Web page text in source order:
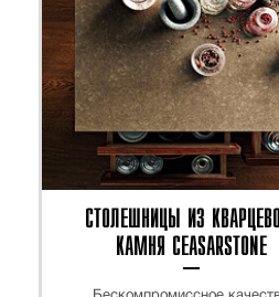
СТОЛЕШНИЦЫ ИЗ
КАМНЯ CEASARSTONE